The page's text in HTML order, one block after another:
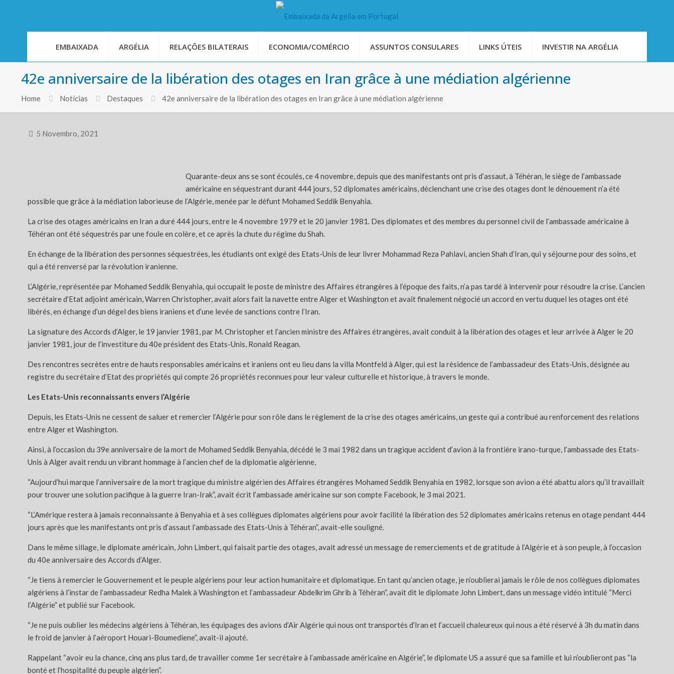
EMBAIXADA ARGÉLIA RELAÇÕES BILATERAIS ECONOMIA/COMÉRCIO ASSUNTOS CONSULARES LINKS ÚTEIS INVESTIR NA ARGÉLIA
42e anniversaire de la libération des otages en Iran grâce à une médiation algérienne
Home Notícias Destaques 42e anniversaire de la libération des otages en Iran grâce à une médiation algérienne
5 Novembro, 2021
Quarante-deux ans se sont écoulés, ce 4 novembre, depuis que des manifestants ont pris d’assaut, à Téhéran, le siège de l’ambassade
américaine en séquestrant durant 444 jours, 52 diplomates américains, déclenchant une crise des otages dont le dénouement n’a été
possible que grâce à la médiation laborieuse de l’Algérie, menée par le défunt Mohamed Seddik Benyahia.
La crise des otages américains en Iran a duré 444 jours, entre le 4 novembre 1979 et le 20 janvier 1981. Des diplomates et des membres du personnel civil de l’ambassade américaine à
Téhéran ont été séquestrés par une foule en colère, et ce après la chute du régime du Shah.
En échange de la libération des personnes séquestrées, les étudiants ont exigé des Etats-Unis de leur livrer Mohammad Reza Pahlavi, ancien Shah d’Iran, qui y séjourne pour des soins, et
qui a été renversé par la révolution iranienne.
L’Algérie, représentée par Mohamed Seddik Benyahia, qui occupait le poste de ministre des Affaires étrangères à l’époque des faits, n’a pas tardé à intervenir pour résoudre la crise. L’ancien
secrétaire d’Etat adjoint américain, Warren Christopher, avait alors fait la navette entre Alger et Washington et avait finalement négocié un accord en vertu duquel les otages ont été
libérés, en échange d’un dégel des biens iraniens et d’une levée de sanctions contre l’Iran.
La signature des Accords d’Alger, le 19 janvier 1981, par M. Christopher et l’ancien ministre des Affaires étrangères, avait conduit à la libération des otages et leur arrivée à Alger le 20
janvier 1981, jour de l’investiture du 40e président des Etats-Unis, Ronald Reagan.
Des rencontres secrètes entre de hauts responsables américains et iraniens ont eu lieu dans la villa Montfeld à Alger, qui est la résidence de l’ambassadeur des Etats-Unis, désignée au
registre du secrétaire d’Etat des propriétés qui compte 26 propriétés reconnues pour leur valeur culturelle et historique, à travers le monde.
Les Etats-Unis reconnaissants envers l’Algérie
Depuis, les Etats-Unis ne cessent de saluer et remercier l’Algérie pour son rôle dans le règlement de la crise des otages américains, un geste qui a contribué au renforcement des relations
entre Alger et Washington.
Ainsi, à l’occasion du 39e anniversaire de la mort de Mohamed Seddik Benyahia, décédé le 3 mai 1982 dans un tragique accident d’avion à la frontière irano-turque, l’ambassade des Etats-
Unis à Alger avait rendu un vibrant hommage à l’ancien chef de la diplomatie algérienne,
“Aujourd’hui marque l’anniversaire de la mort tragique du ministre algérien des Affaires étrangères Mohamed Seddik Benyahia en 1982, lorsque son avion a été abattu alors qu’il travaillait
pour trouver une solution pacifique à la guerre Iran-Irak”, avait écrit l’ambassade américaine sur son compte Facebook, le 3 mai 2021.
“L’Amérique restera à jamais reconnaissante à Benyahia et à ses collègues diplomates algériens pour avoir facilité la libération des 52 diplomates américains retenus en otage pendant 444
jours après que les manifestants ont pris d’assaut l’ambassade des Etats-Unis à Téhéran”, avait-elle souligné.
Dans le même sillage, le diplomate américain, John Limbert, qui faisait partie des otages, avait adressé un message de remerciements et de gratitude à l’Algérie et à son peuple, à l’occasion
du 40e anniversaire des Accords d’Alger.
“Je tiens à remercier le Gouvernement et le peuple algériens pour leur action humanitaire et diplomatique. En tant qu’ancien otage, je n’oublierai jamais le rôle de nos collègues diplomates
algériens à l’instar de l’ambassadeur Redha Malek à Washington et l’ambassadeur Abdelkrim Ghrib à Téhéran”, avait dit le diplomate John Limbert, dans un message vidéo intitulé “Merci
l’Algérie” et publié sur Facebook.
“Je ne puis oublier les médecins algériens à Téhéran, les équipages des avions d’Air Algérie qui nous ont transportés d’Iran et l’accueil chaleureux qui nous a été réservé à 3h du matin dans
le froid de janvier à l’aéroport Houari-Boumediene”, avait-il ajouté.
Rappelant “avoir eu la chance, cinq ans plus tard, de travailler comme 1er secrétaire à l’ambassade américaine en Algérie”, le diplomate US a assuré que sa famille et lui n’oublieront pas “la
bonté et l’hospitalité du peuple algérien”.